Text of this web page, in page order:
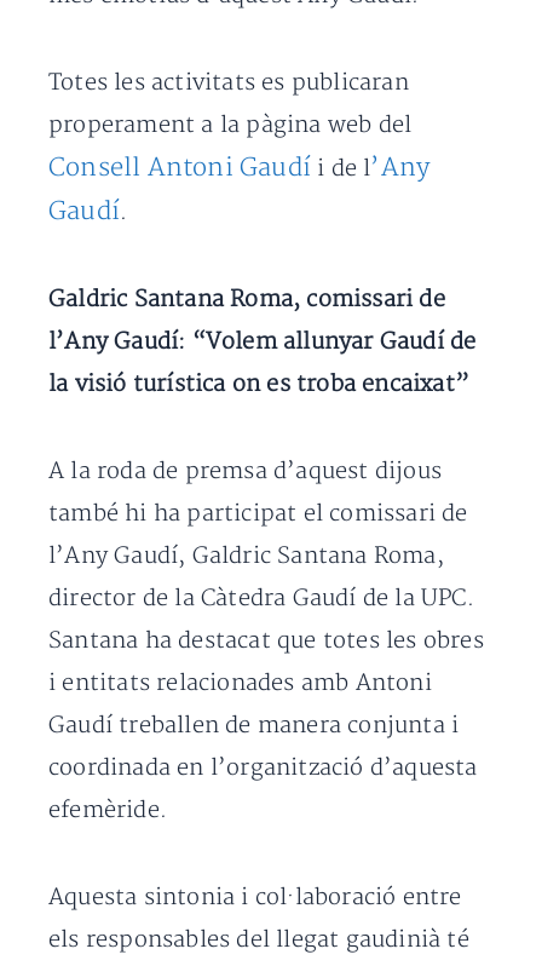
Totes les activitats es publicaran
properament a la pàgina web del
Consell Antoni Gaudí i de l’Any
Gaudí.
Galdric Santana Roma, comissari de
l’Any Gaudí: “Volem allunyar Gaudí de
la visió turística on es troba encaixat”
A la roda de premsa d’aquest dijous
també hi ha participat el comissari de
l’Any Gaudí, Galdric Santana Roma,
director de la Càtedra Gaudí de la UPC.
Santana ha destacat que totes les obres
i entitats relacionades amb Antoni
Gaudí treballen de manera conjunta i
coordinada en l’organització d’aquesta
efemèride.
Aquesta sintonia i col·laboració entre
els responsables del llegat gaudinià té